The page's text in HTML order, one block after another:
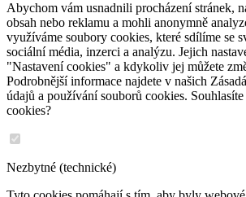
Abychom vám usnadnili procházení stránek,
obsah nebo reklamu a mohli anonymně
využíváme soubory cookies, které sdílíme se
sociální média, inzerci a analýzu. Jejich
"Nastavení cookies" a kdykoliv jej můžete
Podrobnější informace najdete v našich
údajů a používání souborů cookies.
cookies?
Nezbytné (technické)